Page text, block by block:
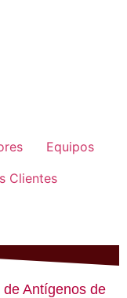
Equipos
Clientes
Antígenos de